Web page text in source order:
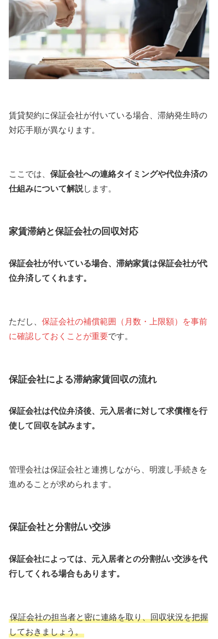
賃貸契約に保証会社が付いている場合、滞納発生時の
対応手順が異なります。
ここでは、 保証会社への連絡タイミングや代位弁済の
仕組みについて解説します。
家賃滞納と保証会社の回収対応
保証会社が付いている場合、滞納家賃は保証会社が代
位弁済してくれます。
ただし、 保証会社の補償範囲（月数・上限額）を事前
に確認しておくことが重要です。
保証会社による滞納家賃回収の流れ
保証会社は代位弁済後、元入居者に対して求償権を行
使して回収を試みます。
管理会社は保証会社と連携しながら、明渡し手続きを
進めることが求められます。
保証会社と分割払い交渉
保証会社によっては、元入居者との分割払い交渉を代
行してくれる場合もあります。
保証会社の担当者と密に連絡を取り、回収状況を把握
しておきましょう。